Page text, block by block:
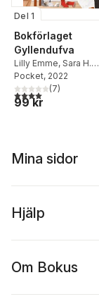
Del 1
Bokförlaget
Gyllendufva
Lilly Emme, Sara H.
Olsson
Pocket, 2022
4,0utav 5 stjärnor.
(7)
99 kr
Mina sidor
Hjälp
Om Bokus